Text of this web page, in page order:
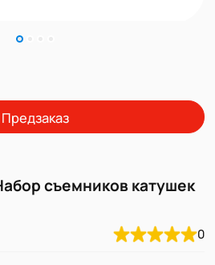
Предзаказ
съемников катушек
0